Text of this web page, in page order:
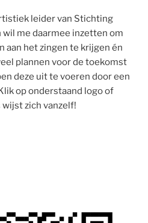
leider van Stichting
wil me daarmee inzetten om
aan het zingen te krijgen én
plannen voor de toekomst
deze uit te voeren door een
op onderstaand logo of
wijst zich vanzelf!